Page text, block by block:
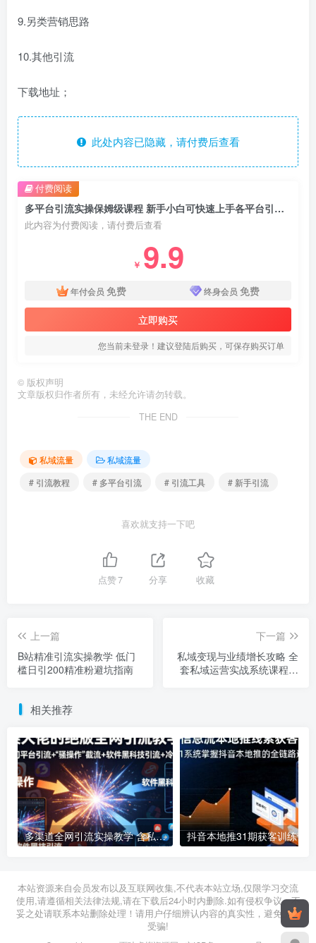
9.另类营销思路
10.其他引流
下载地址；
此处内容已隐藏，请付费后查看
多平台引流实操保姆级课程 新手小白可快速上手各平台引流玩法
此内容为付费阅读，请付费后查看
￥ 9.9
年付会员 免费 终身会员 免费
立即购买
您当前未登录！建议登陆后购买，可保存购买订单
付费阅读
© 版权声明
文章版权归作者所有，未经允许请勿转载。
THE END
私域流量
私域流量
# 引流教程
# 多平台引流 # 引流工具 # 新手引流
喜欢就支持一下吧
点赞7 分享 收藏
上一篇
B站精准引流实操教学 低门
槛日引200精准粉避坑指南
下一篇
私域变现与业绩增长攻略 全
套私域运营实战系统课程合
相关推荐
多渠道全网引流实操教学 含私域成交技巧适配各类微信销售需求
2026年04月23日 2026年04月22日
本站资源来自会员发布以及互联网收集,不代表本站立场,仅限学习交流
使用,请遵循相关法律法规,请在下载后24小时内删除.如有侵权争议、不
妥之处请联系本站删除处理！请用户仔细辨认内容的真实性，避免上当
受骗!